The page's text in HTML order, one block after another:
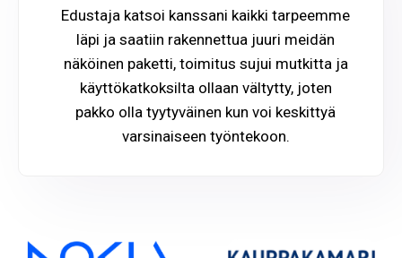
T
Ä
J
I
Ä
Edustaja katsoi kanssani kaikki tarpeemme
läpi ja saatiin rakennettua juuri meidän
näköinen paketti, toimitus sujui mutkitta ja
käyttökatkoksilta ollaan vältytty, joten
pakko olla tyytyväinen kun voi keskittyä
varsinaiseen työntekoon.